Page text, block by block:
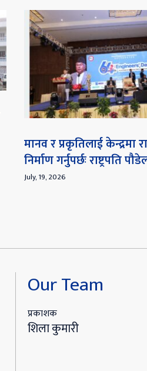
मानव र प्रकृतिलाई केन्द्रमा
निर्माण गर्नुपर्छः राष्ट्रपति
July, 19, 2026
Our Team
प्रकाशक
शिला कुमारी